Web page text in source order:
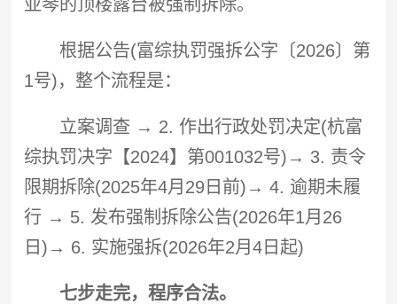
亚琴的顶楼露台被强制拆除。
根据公告(富综执罚强拆公字〔2026〕第
1号)，整个流程是：
立案调查 → 2. 作出行政处罚决定(杭富
综执罚决字【2024】第001032号)→ 3. 责令
限期拆除(2025年4月29日前)→ 4. 逾期未履
行 → 5. 发布强制拆除公告(2026年1月26
日)→ 6. 实施强拆(2026年2月4日起)
七步走完，程序合法。